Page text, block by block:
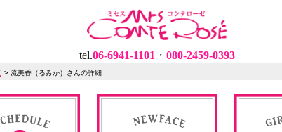
tel.06-6941-1101 ・ 080-2459-0393
> 流美香（るみか）さんの詳細